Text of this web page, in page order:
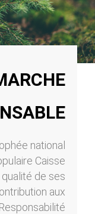
national
Caisse
de ses
aux